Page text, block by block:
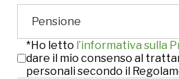
*Ho letto l’informativa sulla
dare il mio consenso al
personali secondo il